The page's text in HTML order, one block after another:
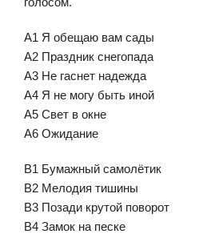
A1 Я обещаю вам сады
A2 Праздник снегопада
A3 Не гаснет надежда
A4 Я не могу быть иной
A5 Свет в окне
A6 Ожидание
B1 Бумажный самолётик
B2 Мелодия тишины
B3 Позади крутой поворот
B4 Замок на песке